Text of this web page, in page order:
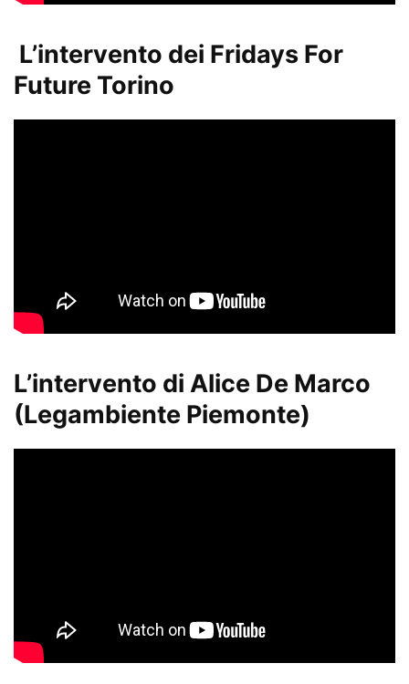
L’intervento dei Fridays For
Future Torino
L’intervento di Alice De Marco
(Legambiente Piemonte)